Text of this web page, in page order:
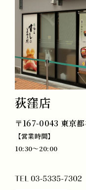
荻窪店
〒167-0043 東京
【営業時間】
10:30～20:00